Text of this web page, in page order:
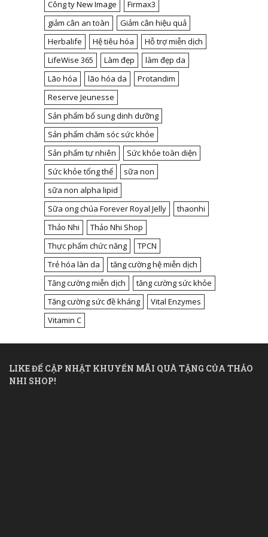
Công ty New Image
Firmax3
giảm cân an toàn
Giảm cân hiệu quả
Herbalife
Hệ tiêu hóa
Hỗ trợ miễn dịch
LifeWise 365
Làm đẹp
làm đẹp da
Lão hóa
lão hóa da
Protandim
Reserve Jeunesse
Sản phẩm bổ sung dinh dưỡng
Sản phẩm chăm sóc sức khỏe
Sản phẩm tự nhiên
Sức khỏe toàn diện
Sức khỏe tổng thể
sữa non
sữa non alpha lipid
Sữa ong chúa Forever Royal Jelly
thaonhi
Thảo Nhi
Thảo Nhi Shop
Thực phẩm chức năng
TPCN
Trẻ hóa làn da
tăng cường hệ miễn dịch
Tăng cường miễn dịch
tăng cường sức khỏe
Tăng cường sức đề kháng
Vital Enzymes
Vitamin C
LIKE ĐỂ CẬP NHẬT KHUYẾN MÃI QUÀ TẶNG CỦA THẢO
NHI SHOP!